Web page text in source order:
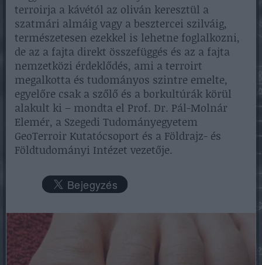
terroirja a kávétól az oliván keresztül a
szatmári almáig vagy a besztercei szilváig,
természetesen ezekkel is lehetne foglalkozni,
de az a fajta direkt összefüggés és az a fajta
nemzetközi érdeklődés, ami a terroirt
megalkotta és tudományos szintre emelte,
egyelőre csak a szőlő és a borkultúrák körül
alakult ki – mondta el Prof. Dr. Pál-Molnár
Elemér, a Szegedi Tudományegyetem
GeoTerroir Kutatócsoport és a Földrajz- és
Földtudományi Intézet vezetője.